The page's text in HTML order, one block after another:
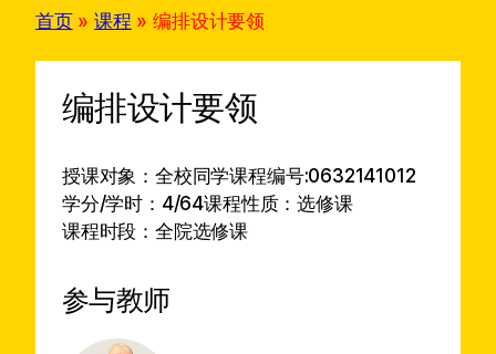
h
首页»课程 »编排设计要领
编排设计要领
授课对象：全校同学课程编号:0632141012
学分/学时：4/64课程性质：选修课
课程时段：全院选修课
参与教师